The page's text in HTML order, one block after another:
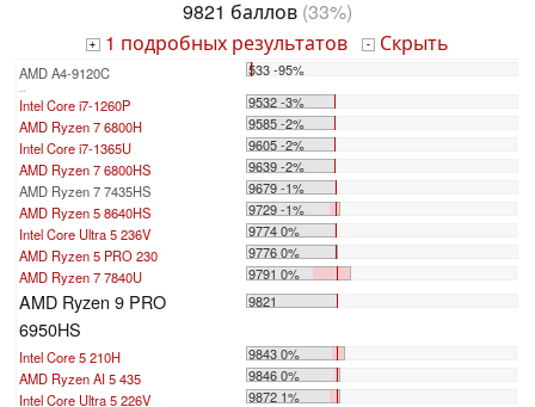
9821 баллов (33%)
+ 1 подробных результатов - Скрыть
AMD A4-9120C 533 -95%
...
Intel Core i7-1260P
9532 -3%
AMD Ryzen 7 6800H
9585 -2%
Intel Core i7-1365U
9605 -2%
AMD Ryzen 7 6800HS
9639 -2%
AMD Ryzen 7 7435HS
9679 -1%
AMD Ryzen 5 8640HS
9729 -1%
Intel Core Ultra 5 236V
9774 0%
AMD Ryzen 5 PRO 230
9776 0%
AMD Ryzen 7 7840U
9791 0%
AMD Ryzen 9 PRO
6950HS
9821
Intel Core 5 210H
9843 0%
AMD Ryzen AI 5 435
9846 0%
Intel Core Ultra 5 226V
9872 1%